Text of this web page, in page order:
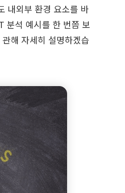
내외부 환경 요소를 바
분석 예시를 한 번쯤 보
해 자세히 설명하겠습